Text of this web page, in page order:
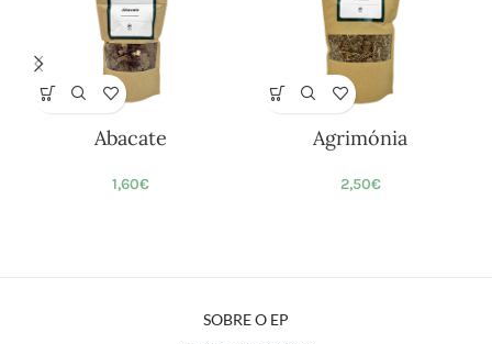
Abacate
1,60€
Agrimónia
2,50€
SOBRE O EP